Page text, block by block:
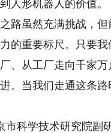
人形机器人的价值。
虽然充满挑战，但
的重要标尺。只要
、从工厂走向千家
。当我们走通这条
科学技术研究院副研